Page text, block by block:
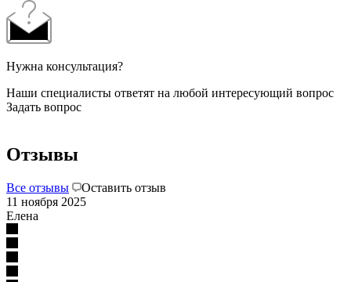
Нужна консультация?
Наши специалисты ответят на любой интересующий вопрос
Задать вопрос
Отзывы
Все отзывы
Оставить отзыв
11 ноября 2025
Елена